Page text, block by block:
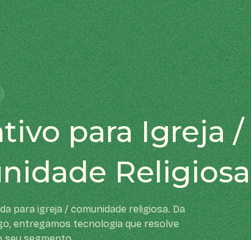
para Igreja /
Religiosa
para igreja / comunidade religiosa. Da
entregamos tecnologia que resolve